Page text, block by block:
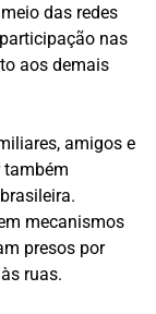
das redes
nas
aos demais
amigos e
também
mecanismos
presos por
ruas.